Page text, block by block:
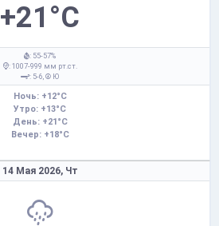
+21°C
: 55-57%
: 1007-999 мм рт.ст.
: 5-6,
Ю
Ночь: +12°C
Утро: +13°C
День: +21°C
Вечер: +18°C
14 Мая 2026, Чт